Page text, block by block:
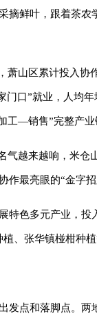
摘鲜叶，跟着茶
萧山区累计投入
门口”就业，人均
工—销售”完整产业
气越来越响，米
作最亮眼的“金字
特色多元产业，
、张华镇椪柑种
发点和落脚点。